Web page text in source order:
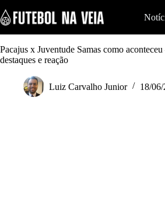
k
i
p
t
o
Pacajus x Juventude Samas como
destaques e reação
Luiz Carvalho Junior 18/